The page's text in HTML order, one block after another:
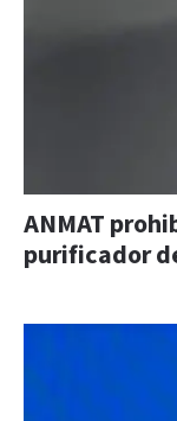
ANMAT
purificador